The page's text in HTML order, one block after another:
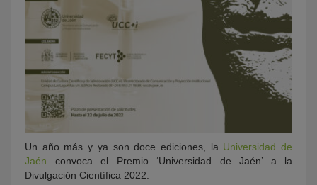
Un año más y ya son doce ediciones, la Universidad de
Jaén convoca el Premio ‘Universidad de Jaén’ a la
Divulgación Científica 2022.